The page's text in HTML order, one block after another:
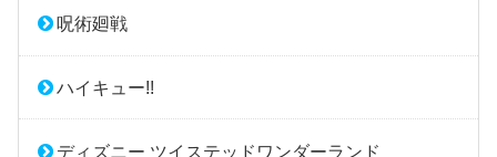
呪術廻戦
ハイキュー!!
ディズニー ツイステッドワンダーランド